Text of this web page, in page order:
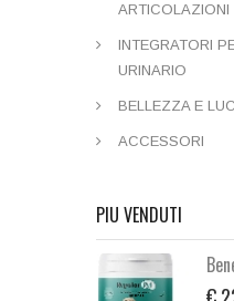
ARTICOLAZIONI
INTEGRATORI
URINARIO
BELLEZZA E
ACCESSORI
PIU VENDUTI